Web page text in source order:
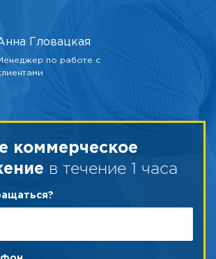
Гловацкая
по работе с
коммерческое
в течение 1 часа